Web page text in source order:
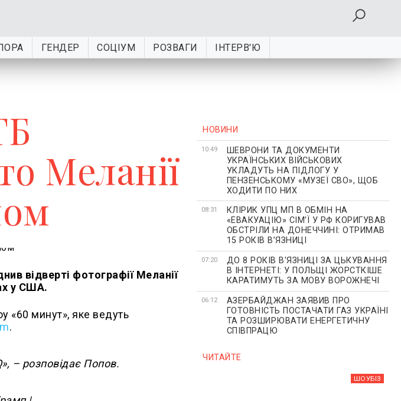
ГЕНДЕР СОЦІУМ РОЗВАГИ ІНТЕРВ'Ю
Меланії
відверті фотографії Меланії
у США.
«60 минут», яке ведуть
.
– розповідає Попов.
НОВИНИ
10:49
ШЕВРОНИ ТА ДОКУМЕНТИ
УКРАЇНСЬКИХ ВІЙСЬКОВИХ
УКЛАДУТЬ НА ПІДЛОГУ У
ПЕНЗЕНСЬКОМУ «МУЗЕЇ СВО», ЩОБ
ХОДИТИ ПО НИХ
08:31
КЛІРИК УПЦ МП В ОБМІН НА
«ЕВАКУАЦІЮ» СІМʼЇ У РФ КОРИГУВАВ
ОБСТРІЛИ НА ДОНЕЧЧИНІ: ОТРИМАВ
15 РОКІВ ВʼЯЗНИЦІ
07:20
ДО 8 РОКІВ В'ЯЗНИЦІ ЗА ЦЬКУВАННЯ
В ІНТЕРНЕТІ: У ПОЛЬЩІ ЖОРСТКІШЕ
КАРАТИМУТЬ ЗА МОВУ ВОРОЖНЕЧІ
06:12
АЗЕРБАЙДЖАН ЗАЯВИВ ПРО
ГОТОВНІСТЬ ПОСТАЧАТИ ГАЗ УКРАЇНІ
ТА РОЗШИРЮВАТИ ЕНЕРГЕТИЧНУ
СПІВПРАЦЮ
ЧИТАЙТЕ
ШОУБIЗ